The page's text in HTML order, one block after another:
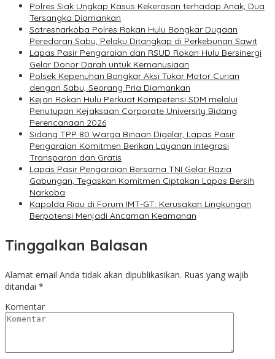
Polres Siak Ungkap Kasus Kekerasan terhadap Anak, Dua
Tersangka Diamankan
Satresnarkoba Polres Rokan Hulu Bongkar Dugaan
Peredaran Sabu, Pelaku Ditangkap di Perkebunan Sawit
Lapas Pasir Pengaraian dan RSUD Rokan Hulu Bersinergi
Gelar Donor Darah untuk Kemanusiaan
Polsek Kepenuhan Bongkar Aksi Tukar Motor Curian
dengan Sabu, Seorang Pria Diamankan
Kejari Rokan Hulu Perkuat Kompetensi SDM melalui
Penutupan Kejaksaan Corporate University Bidang
Perencanaan 2026
Sidang TPP 80 Warga Binaan Digelar, Lapas Pasir
Pengaraian Komitmen Berikan Layanan Integrasi
Transparan dan Gratis
Lapas Pasir Pengaraian Bersama TNI Gelar Razia
Gabungan, Tegaskan Komitmen Ciptakan Lapas Bersih
Narkoba
Kapolda Riau di Forum IMT-GT: Kerusakan Lingkungan
Berpotensi Menjadi Ancaman Keamanan
Tinggalkan Balasan
Alamat email Anda tidak akan dipublikasikan. Ruas yang wajib
ditandai *
Komentar